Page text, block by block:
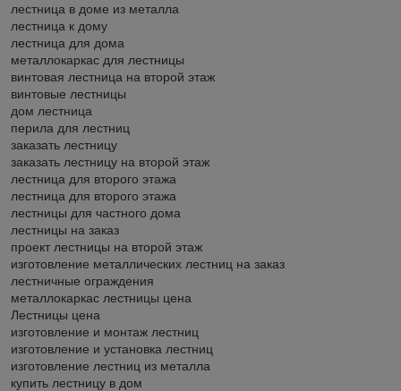
лестница в доме из металла
лестница к дому
лестница для дома
металлокаркас для лестницы
винтовая лестница на второй этаж
винтовые лестницы
дом лестница
перила для лестниц
заказать лестницу
заказать лестницу на второй этаж
лестница для второго этажа
лестница для второго этажа
лестницы для частного дома
лестницы на заказ
проект лестницы на второй этаж
изготовление металлических лестниц на заказ
лестничные ограждения
металлокаркас лестницы цена
Лестницы цена
изготовление и монтаж лестниц
изготовление и установка лестниц
изготовление лестниц из металла
купить лестницу в дом